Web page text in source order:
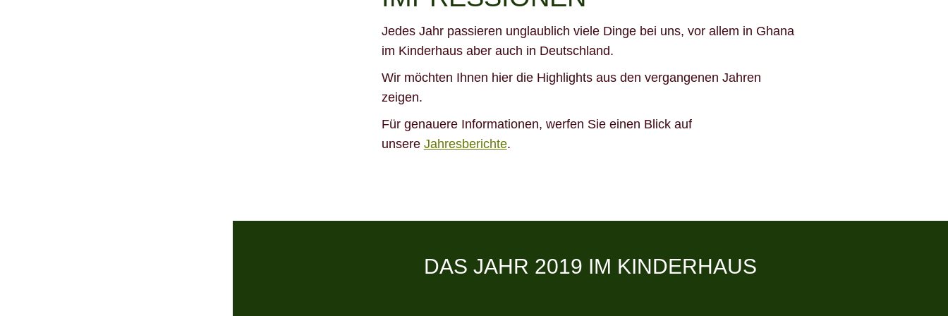
Jedes Jahr passieren unglaublich viele Dinge bei uns, vor allem in Ghana
im Kinderhaus aber auch in Deutschland.
Wir möchten Ihnen hier die Highlights aus den vergangenen Jahren
zeigen.
Für genauere Informationen, werfen Sie einen Blick auf
unsere Jahresberichte.
DAS JAHR 2019 IM KINDERHAUS